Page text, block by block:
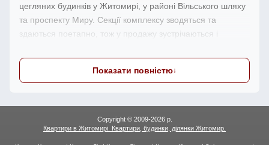
цегляних будинків у Житомирі, у районі Вільського шляху
та проспекту Миру. Секції комплексу зводяться та
здаються поетапно, тож у продажу зустрічаються і
переуступки), і готові до проживання — з ремонтом,
меблями й технікою. Квартири мають автономне
плануванням і цінами дивіться нижче. Агенти СІТІ
підкажуть стан здачі конкретної секції, порівняють
Показати повністю
Copyright © 2009-2026 р.
Квартири в Житомирі. Квартири, будинки, ділянки Житомир.